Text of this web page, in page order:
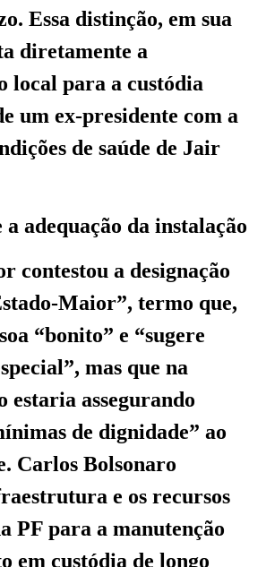
Essa distinção, em sua
diretamente a
local para a custódia
um ex-presidente com a
de saúde de Jair
a adequação da instalação
contestou a designação
Maior”, termo que,
“bonito” e “sugere
mas que na
estaria assegurando
de dignidade” ao
Carlos Bolsonaro
e os recursos
PF para a manutenção
em custódia de longo